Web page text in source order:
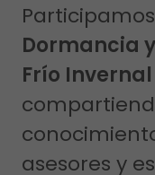
Dormancia
Frío
asesores y